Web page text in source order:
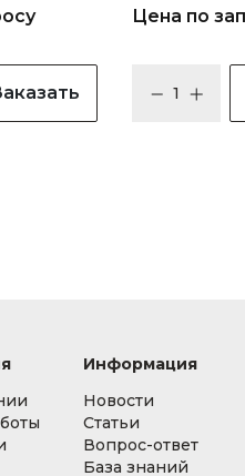
Цена по
Информация
Новости
Статьи
Вопрос-ответ
База знаний